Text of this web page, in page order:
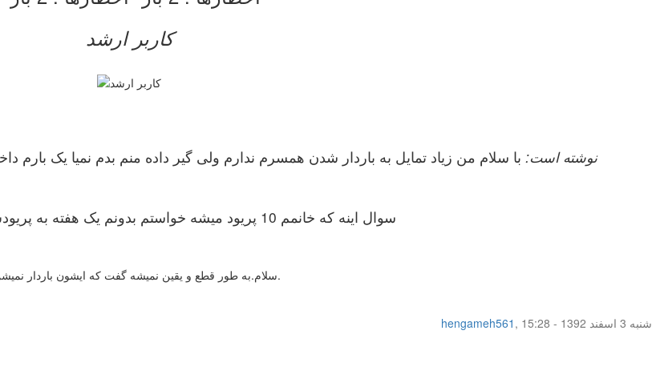
کاربر ارشد
loveforlove نوشته است: با سلام من زیاد تمایل به باردار شدن همسرم ندارم ولی گیر داده منم بدم نمیا یک بارم
سوال اینه که خانمم 10 پریود میشه خواستم بدونم یک هفته به پریودش نزدیکی انجام بدم بعد سریعا بشورند احتمال داره باردار شه
سلام.به طور قطع و یقین نمیشه گفت که ایشون باردار نمیشن ولی احتمالش در این تاریخ کمه بازم بهتره برای اطمینان بیشتر قرص مصرف کنن.
hengameh561 ,
شنبه 3 اسفند 1392 - 15:28